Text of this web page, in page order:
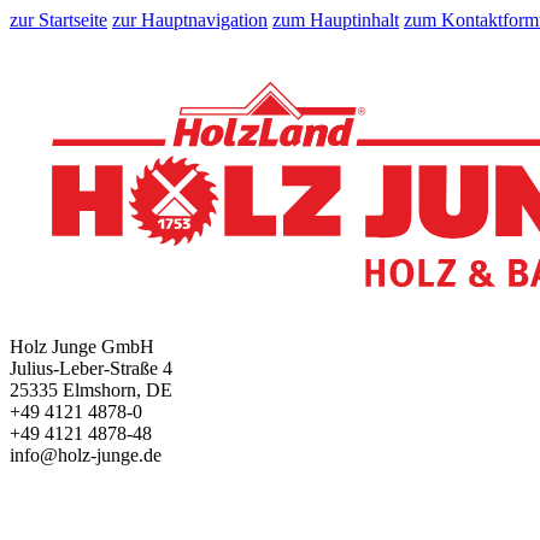
zur Startseite zur Hauptnavigation zum Hauptinhalt zum
Holz Junge GmbH
Julius-Leber-Straße 4
25335 Elmshorn, DE
+49 4121 4878-0
+49 4121 4878-48
info@holz-junge.de